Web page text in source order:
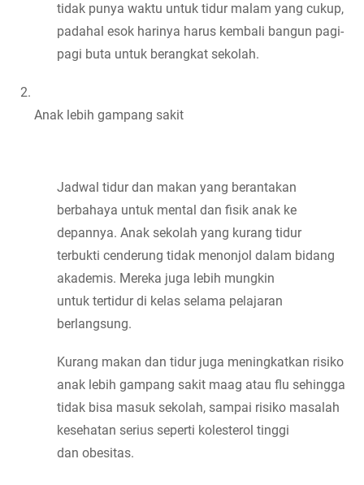
tidak punya waktu untuk tidur malam yang cukup,
padahal esok harinya harus kembali bangun pagi-
pagi buta untuk berangkat sekolah.
Anak lebih gampang sakit
Jadwal tidur dan makan yang berantakan
berbahaya untuk mental dan fisik anak ke
depannya. Anak sekolah yang kurang tidur
terbukti cenderung tidak menonjol dalam bidang
akademis. Mereka juga lebih mungkin
untuk tertidur di kelas selama pelajaran
berlangsung.
Kurang makan dan tidur juga meningkatkan risiko
anak lebih gampang sakit maag atau flu sehingga
tidak bisa masuk sekolah, sampai risiko masalah
kesehatan serius seperti kolesterol tinggi
dan obesitas.